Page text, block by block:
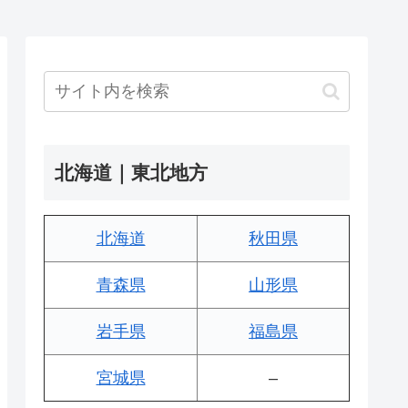
北海道｜東北地方
北海道 秋田県
青森県 山形県
岩手県 福島県
宮城県 –